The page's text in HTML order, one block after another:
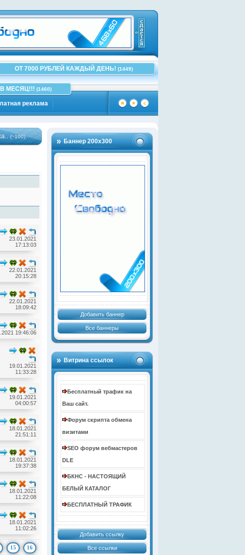
ОТ 7000 РУБЛЕЙ КАЖДЫЙ ДЕНЬ! (1449)
МЕСЯЦ!!! (1460)
реклама
Баннер 200х300
Добавить баннер
Все баннеры
Витрина ссылок
Бесплатный трафик на
Ваш сайт.
Форум скрипта обмена
визитами
SEO форум вебмастеров
DLE
БКНС - НАСТОЯЩИЙ
БЕЛЫЙ КАТАЛОГ
БЕСПЛАТНЫЙ ТРАФИК
Добавить ссылку
Все ссылки
23.01.2021
17:13:03
22.01.2021
20:15:28
22.01.2021
18:09:42
19:46:06
19.01.2021
11:33:28
19.01.2021
04:00:57
18.01.2021
21:51:11
18.01.2021
19:37:38
18.01.2021
11:22:08
18.01.2021
11:02:26
15 16